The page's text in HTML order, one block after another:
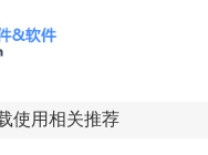
使用相关推荐